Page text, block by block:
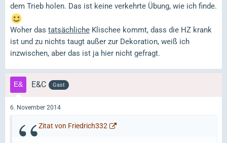
dem Trieb holen. Das ist keine verkehrte Übung, wie ich finde.
Woher das tatsächliche Klischee kommt, dass die HZ krank
ist und zu nichts taugt außer zur Dekoration, weiß ich
inzwischen, aber das ist ja hier nicht gefragt.
E&C Gast
6. November 2014
Zitat von Friedrich332